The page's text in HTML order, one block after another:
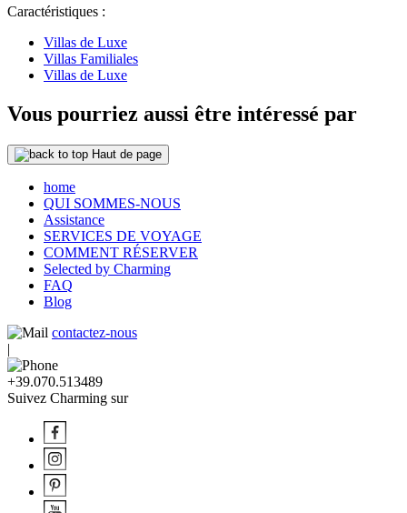
Caractéristiques :
Villas de Luxe
Villas Familiales
Villas de Luxe
Vous pourriez aussi être intéressé par
Haut de page
home
QUI SOMMES-NOUS
Assistance
SERVICES DE VOYAGE
COMMENT RÉSERVER
Selected by Charming
FAQ
Blog
contactez-nous
|
+39.070.513489
Suivez Charming sur